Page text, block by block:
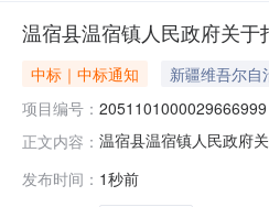
温宿县温宿镇人民政府关
中标｜中标通知 新疆维吾尔自
项目编号： 2051101000029666999
正文内容： 温宿县温宿镇人民政府
行政区划编码:652922
发布时间： 1秒前